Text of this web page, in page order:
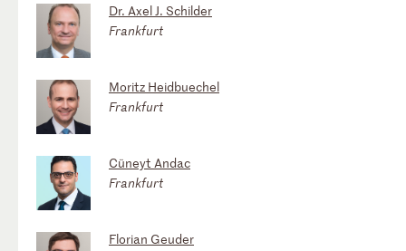
Dr. Axel J. Schilder
Frankfurt
Moritz Heidbuechel
Frankfurt
Cüneyt Andac
Frankfurt
Florian Geuder